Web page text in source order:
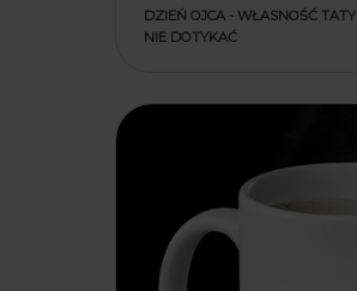
DZIEŃ OJCA - WŁASNOŚĆ TATY
NIE DOTYKAĆ